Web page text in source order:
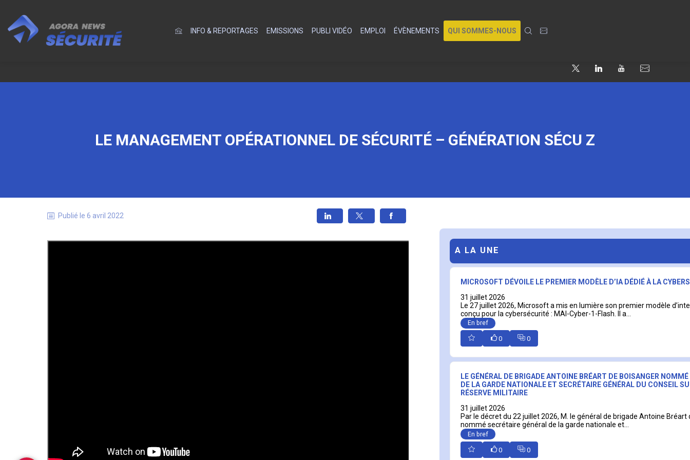
INFO & REPORTAGES EMISSIONS PUBLI VIDÉO EMPLOI ÉVÈNEMENTS QUI SOMMES-NOUS
LE MANAGEMENT OPÉRATIONNEL DE SÉCURITÉ – GÉNÉRATION SÉCU Z
Publié le 6 avril 2022
A LA UNE
MICROSOFT DÉVOILE LE PREMIER MODÈLE D’IA DÉDIÉ À LA
31 juillet 2026
Le 27 juillet 2026, Microsoft a mis en lumière son premier modèle
conçu pour la cybersécurité : MAI-Cyber-1-Flash. Il a...
En bref
0 0
LE GÉNÉRAL DE BRIGADE ANTOINE BRÉART DE BOISANGER
DE LA GARDE NATIONALE ET SECRÉTAIRE GÉNÉRAL DU CONSEIL
RÉSERVE MILITAIRE
31 juillet 2026
Par le décret du 22 juillet 2026, M. le général de brigade Antoine Bréart
nommé secrétaire général de la garde nationale et...
En bref
0 0